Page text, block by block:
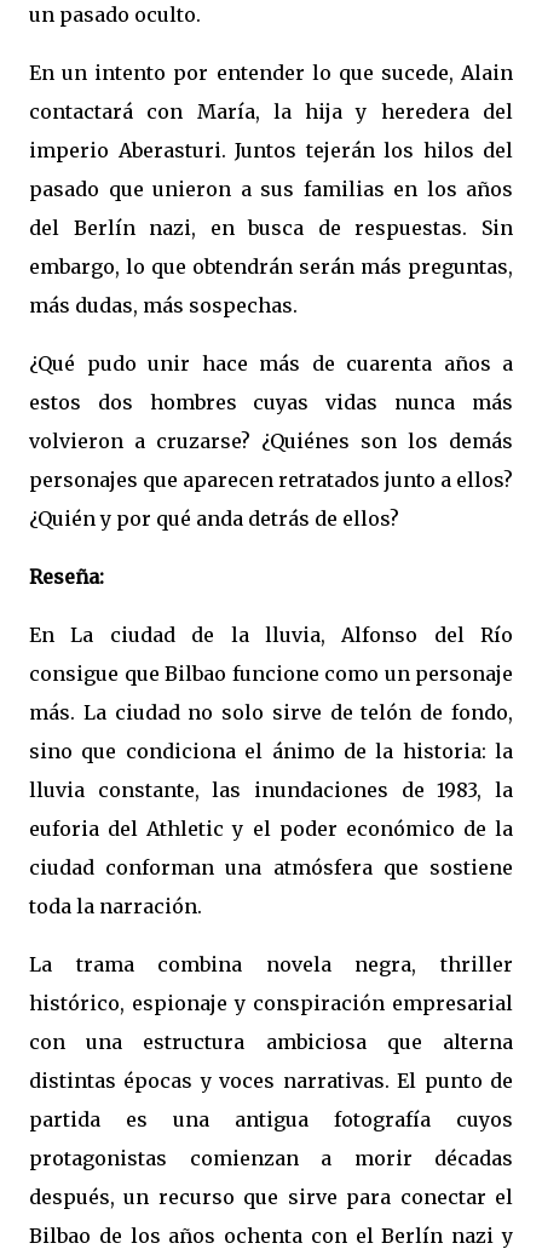
un pasado oculto.
En un intento por entender lo que sucede, Alain
contactará con María, la hija y heredera del
imperio Aberasturi. Juntos tejerán los hilos del
pasado que unieron a sus familias en los años
del Berlín nazi, en busca de respuestas. Sin
embargo, lo que obtendrán serán más preguntas,
más dudas, más sospechas.
¿Qué pudo unir hace más de cuarenta años a
estos dos hombres cuyas vidas nunca más
volvieron a cruzarse? ¿Quiénes son los demás
personajes que aparecen retratados junto a ellos?
¿Quién y por qué anda detrás de ellos?
Reseña:
En La ciudad de la lluvia, Alfonso del Río
consigue que Bilbao funcione como un personaje
más. La ciudad no solo sirve de telón de fondo,
sino que condiciona el ánimo de la historia: la
lluvia constante, las inundaciones de 1983, la
euforia del Athletic y el poder económico de la
ciudad conforman una atmósfera que sostiene
toda la narración.
La trama combina novela negra, thriller
histórico, espionaje y conspiración empresarial
con una estructura ambiciosa que alterna
distintas épocas y voces narrativas. El punto de
partida es una antigua fotografía cuyos
protagonistas comienzan a morir décadas
después, un recurso que sirve para conectar el
Bilbao de los años ochenta con el Berlín nazi y